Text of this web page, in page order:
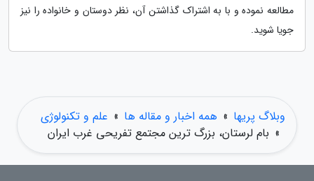
مطالعه نموده و با به اشتراک گذاشتن آن، نظر دوستان و خانواده را نیز
جویا شوید.
وبلاگ پریها » همه اخبار و مقاله ها » علم و تکنولوژی
» بام لرستان، بزرگ ترین مجتمع تفریحی غرب ایران